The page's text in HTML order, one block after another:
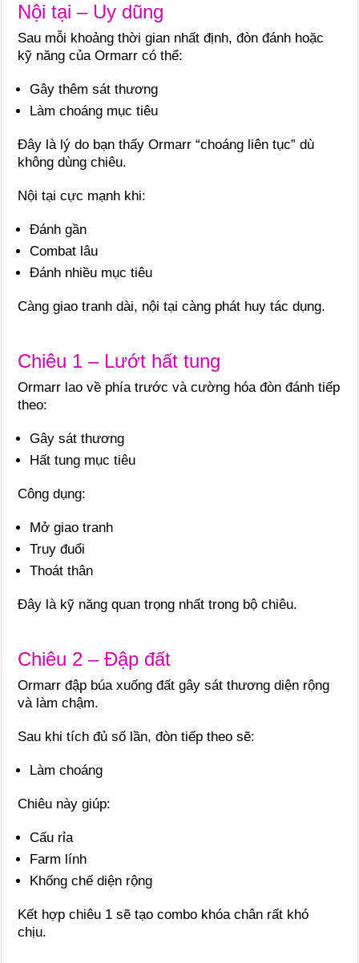
Nội tại – Uy dũng
Sau mỗi khoảng thời gian nhất định, đòn đánh hoặc
kỹ năng của Ormarr có thể:
Gây thêm sát thương
Làm choáng mục tiêu
Đây là lý do bạn thấy Ormarr “choáng liên tục” dù
không dùng chiêu.
Nội tại cực mạnh khi:
Đánh gần
Combat lâu
Đánh nhiều mục tiêu
Càng giao tranh dài, nội tại càng phát huy tác dụng.
Chiêu 1 – Lướt hất tung
Ormarr lao về phía trước và cường hóa đòn đánh tiếp
theo:
Gây sát thương
Hất tung mục tiêu
Công dụng:
Mở giao tranh
Truy đuổi
Thoát thân
Đây là kỹ năng quan trọng nhất trong bộ chiêu.
Chiêu 2 – Đập đất
Ormarr đập búa xuống đất gây sát thương diện rộng
và làm chậm.
Sau khi tích đủ số lần, đòn tiếp theo sẽ:
Làm choáng
Chiêu này giúp:
Cấu rỉa
Farm lính
Khống chế diện rộng
Kết hợp chiêu 1 sẽ tạo combo khóa chân rất khó
chịu.